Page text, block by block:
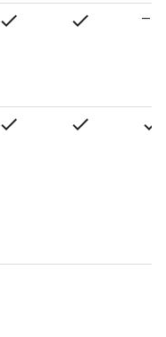
check check —
check check check